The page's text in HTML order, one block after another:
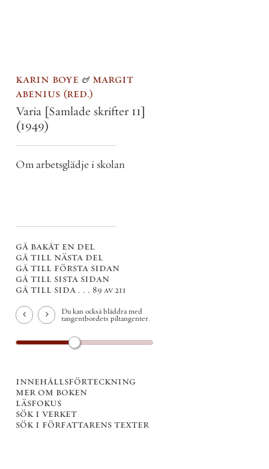
karin boye & margit
abenius red.
Varia [Samlade skrifter 11]
(1949)
Om arbetsglädje i skolan
gå bakåt en del
gå till nästa del
gå till första sidan
gå till sista sidan
gå till sida . . . 89 av 211
Du kan också bläddra med
tangentbordets piltangenter.
innehållsförteckning
mer om boken
läsfokus
sök i verket
sök i författarens texter